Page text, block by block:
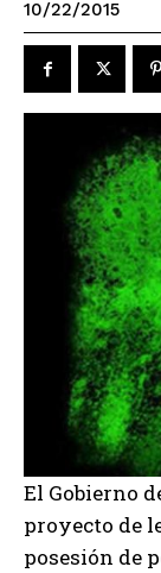
10/22/2015
El Gobierno
proyecto de
posesión de